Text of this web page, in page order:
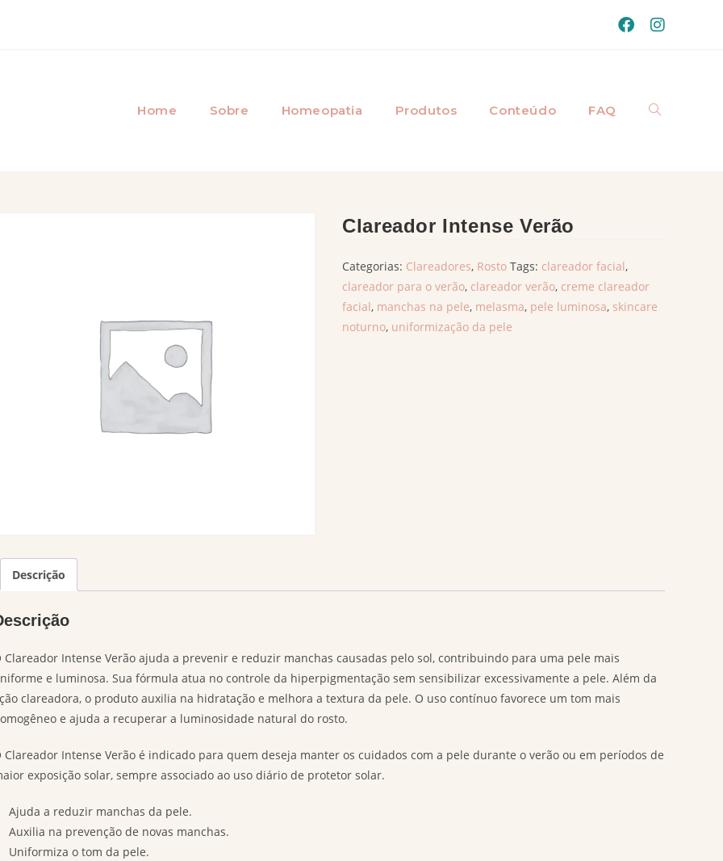
Home Sobre Homeopatia Produtos Conteúdo FAQ
Clareador Intense Verão
Categorias: Clareadores, Rosto Tags: clareador facial,
clareador para o verão, clareador verão, creme clareador
facial, manchas na pele, melasma, pele luminosa, skincare
noturno, uniformização da pele
Descrição
Clareador Intense Verão ajuda a prevenir e reduzir manchas causadas pelo sol, contribuindo para uma pele mais
e luminosa. Sua fórmula atua no controle da hiperpigmentação sem sensibilizar excessivamente a pele. Além da
clareadora, o produto auxilia na hidratação e melhora a textura da pele. O uso contínuo favorece um tom mais
e ajuda a recuperar a luminosidade natural do rosto.
Clareador Intense Verão é indicado para quem deseja manter os cuidados com a pele durante o verão ou em períodos de
exposição solar, sempre associado ao uso diário de protetor solar.
Ajuda a reduzir manchas da pele.
Auxilia na prevenção de novas manchas.
Uniformiza o tom da pele.